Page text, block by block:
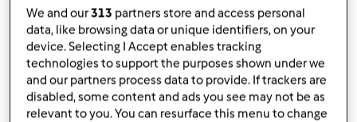
Dodaj do moich kolekcji
podziel się przepisem
Stwórz wariant
We and our313 partners store and access personal
data, like browsing data or unique identifiers, on your
device. Selecting I Accept enables tracking
technologies to support the purposes shown under we
and our partners process data to provide. If trackers are
disabled, some content and ads you see may not be as
relevant to you. You can resurface this menu to change